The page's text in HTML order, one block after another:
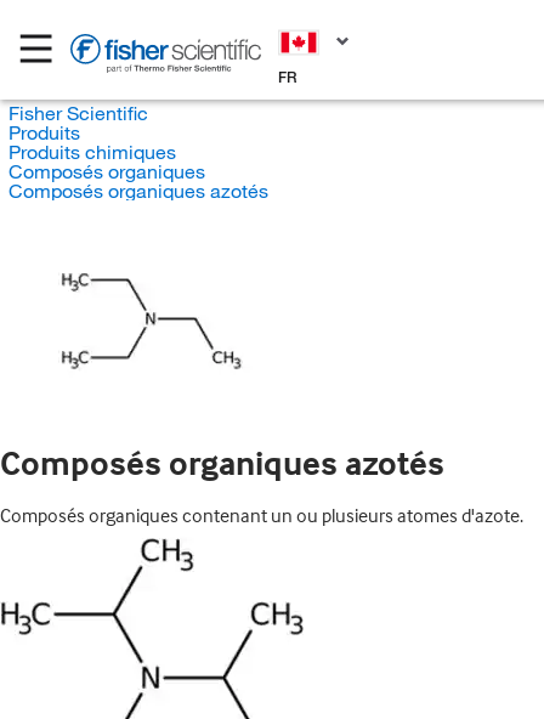
FR
Fisher Scientific
Produits
Produits chimiques
Composés organiques
Composés organiques azotés
Composés organiques azotés
Composés organiques contenant un ou plusieurs atomes d'azote.